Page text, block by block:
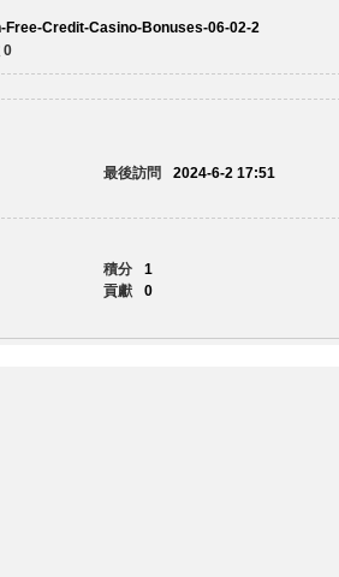
Credit-Casino-Bonuses-06-02-2
0
最後訪問 2024-6-2 17:51
積分 1
貢獻 0